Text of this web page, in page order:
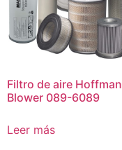
Filtro de aire Hoffman
Blower 089-6089
Leer más